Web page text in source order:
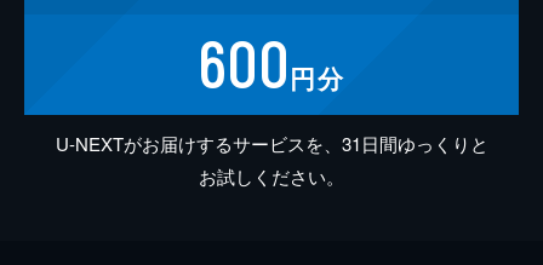
600円分
U-NEXTがお届けするサービスを、31日間ゆっくりと
お試しください。